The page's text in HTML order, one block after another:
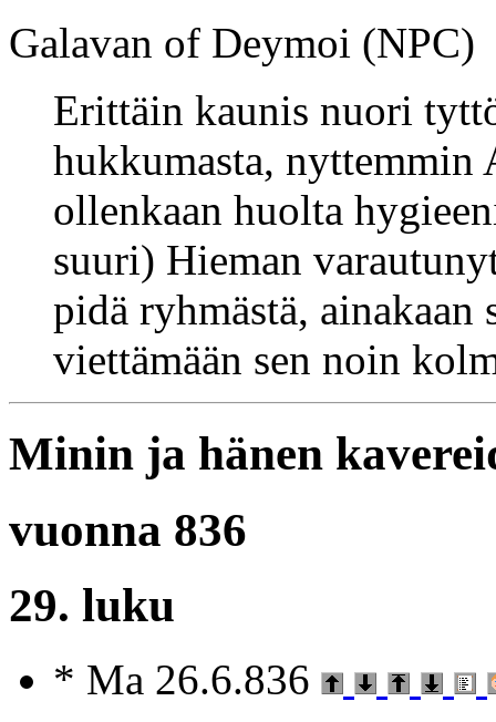
Galavan of Deymoi (NPC)
Erittäin kaunis nuori
hukkumasta,
ollenkaan huolta
suuri) Hieman
pidä ryhmästä,
viettämään sen noin
Minin ja hänen
vuonna 836
29. luku
* Ma 26.6.836